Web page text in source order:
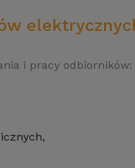
i pracy odbiorników: